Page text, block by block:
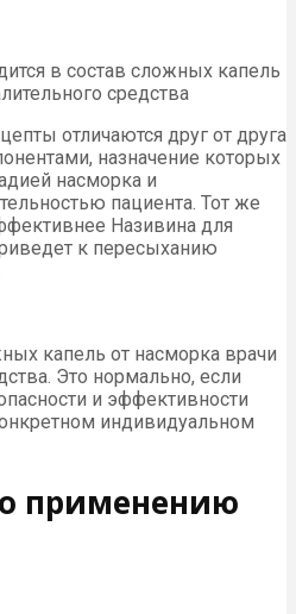
в состав сложных капель
средства
отличаются друг от друга
назначение которых
насморка и
пациента. Тот же
Називина для
к пересыханию
капель от насморка врачи
Это нормально, если
и эффективности
индивидуальном
применению